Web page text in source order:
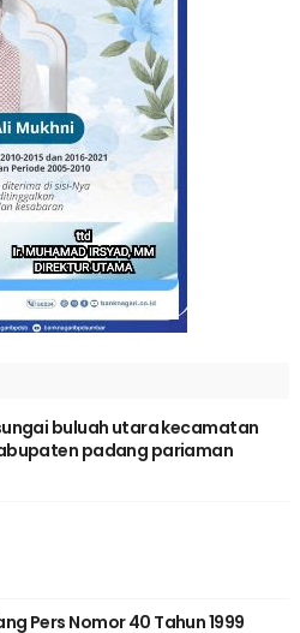
buluah utara kecamatan
padang pariaman
Pers Nomor 40 Tahun 1999